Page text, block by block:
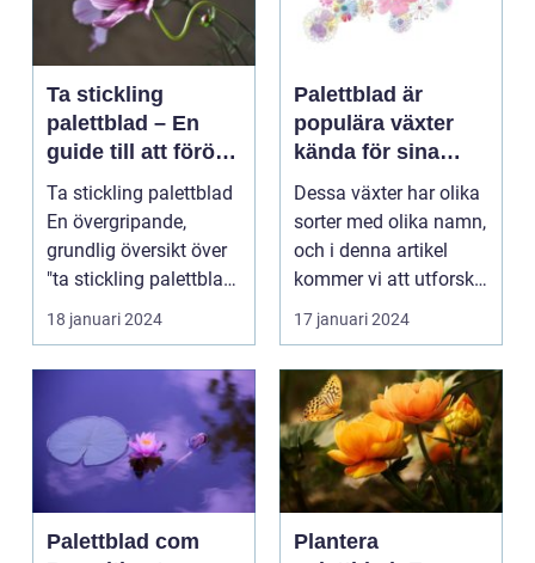
Ta stickling
palettblad – En
guide till att föröka
denna populära
växt
Ta stickling palettblad
En övergripande,
grundlig översikt över
"ta stickling palettblad"
...
18 januari 2024
Palettblad är
populära växter
kända för sina
färgglada blad och
dekorativa
utseende
Dessa växter har olika
sorter med olika namn,
och i denna artikel
kommer vi att utforska
olika palet...
17 januari 2024
Palettblad com
Plantera